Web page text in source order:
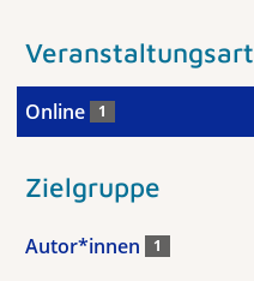
Veranstaltungsart
Online 1
Zielgruppe
Autor*innen 1